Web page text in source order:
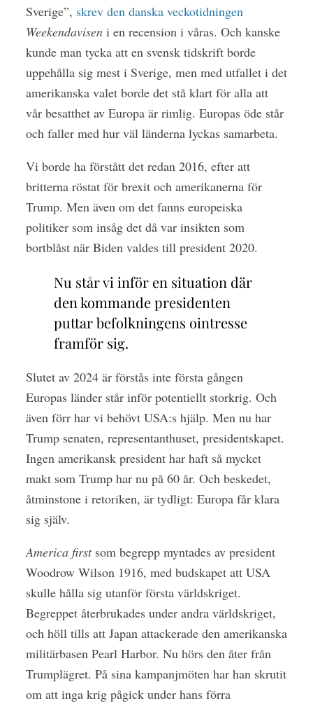
Sverige”, skrev den danska veckotidningen
Weekendaviseni en recension i våras. Och kanske
kunde man tycka att en svensk tidskrift borde
uppehålla sig mest i Sverige, men med utfallet i det
amerikanska valet borde det stå klart för alla att
vår besatthet av Europa är rimlig. Europas öde står
och faller med hur väl länderna lyckas samarbeta.
Vi borde ha förstått det redan 2016, efter att
britterna röstat för brexit och amerikanerna för
Trump. Men även om det fanns europeiska
politiker som insåg det då var insikten som
bortblåst när Biden valdes till president 2020.
Nu står vi inför en situation där
den kommande presidenten
puttar befolkningens ointresse
framför sig.
Slutet av 2024 är förstås inte första gången
Europas länder står inför potentiellt storkrig. Och
även förr har vi behövt USA:s hjälp. Men nu har
Trump senaten, representanthuset, presidentskapet.
Ingen amerikansk president har haft så mycket
makt som Trump har nu på 60 år. Och beskedet,
åtminstone i retoriken, är tydligt: Europa får klara
sig själv.
America firstsom begrepp myntades av president
Woodrow Wilson 1916, med budskapet att USA
skulle hålla sig utanför första världskriget.
Begreppet återbrukades under andra världskriget,
och höll tills att Japan attackerade den amerikanska
militärbasen Pearl Harbor. Nu hörs den åter från
Trumplägret. På sina kampanjmöten har han skrutit
om att inga krig pågick under hans förra